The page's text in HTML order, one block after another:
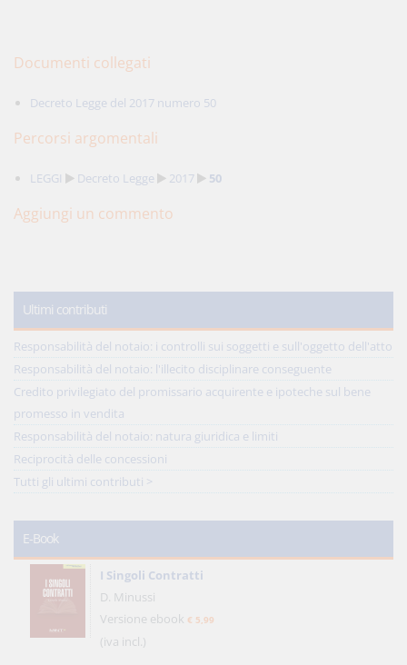
Documenti collegati
Decreto Legge del 2017 numero 50
Percorsi argomentali
LEGGI Decreto Legge 2017 50
Aggiungi un commento
Ultimi contributi
Responsabilità del notaio: i controlli sui soggetti e sull'oggetto dell'atto
Responsabilità del notaio: l'illecito disciplinare conseguente
Credito privilegiato del promissario acquirente e ipoteche sul bene
promesso in vendita
Responsabilità del notaio: natura giuridica e limiti
Reciprocità delle concessioni
Tutti gli ultimi contributi >
E-Book
I Singoli Contratti
D. Minussi
Versione ebook € 5,99
(iva incl.)